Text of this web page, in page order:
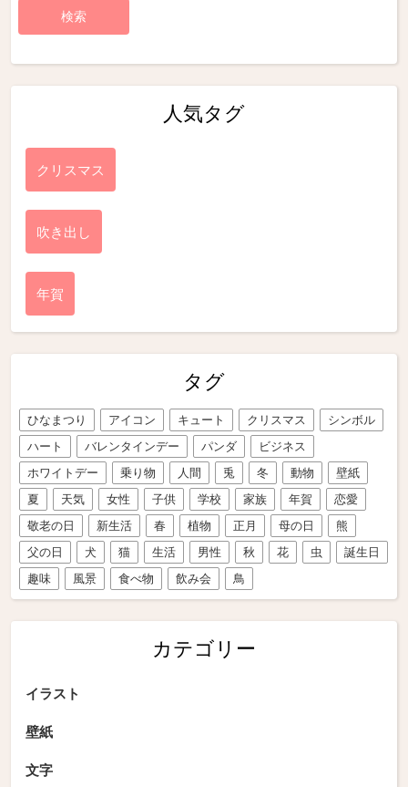
人気タグ
クリスマス
吹き出し
年賀
タグ
ひなまつり アイコン キュート クリスマス
シンボル
ハート
バレンタインデー パンダ
ビジネス
ホワイトデー
乗り物 人間 兎 冬 動物
壁紙
夏
天気 女性 子供 学校 家族 年賀
恋愛
敬老の日
新生活 春 植物 正月 母の日
熊
父の日
犬 猫 生活 男性 秋 花 虫
誕生日
趣味
風景 食べ物 飲み会 鳥
カテゴリー
イラスト
壁紙
文字